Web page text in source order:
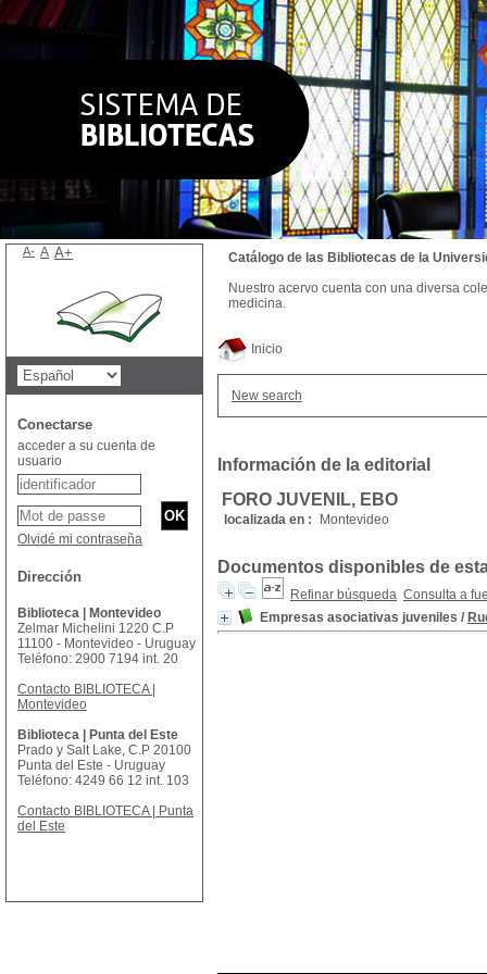
Inicio
New search
Información de la editorial
FORO JUVENIL, EBO
localizada en : Montevideo
Documentos disponibles de
Refinar búsqueda Consulta a
Empresas asociativas juveniles /
Catálogo de las Bibliotecas de la
Nuestro acervo cuenta con una diversa
medicina.
A- A A+
Conectarse
acceder a su cuenta de
usuario
Olvidé mi contraseña
Dirección
Biblioteca | Montevideo
Zelmar Michelini 1220 C.P
11100 - Montevideo - Uruguay
Teléfono: 2900 7194 int. 20
Contacto BIBLIOTECA |
Montevideo
Biblioteca | Punta del Este
Prado y Salt Lake, C.P 20100
Punta del Este - Uruguay
Teléfono: 4249 66 12 int. 103
Contacto BIBLIOTECA | Punta
del Este